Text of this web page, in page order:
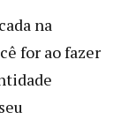
na
for ao fazer